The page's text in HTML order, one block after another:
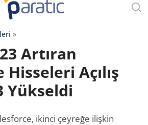
»
Artıran
Açılış
Yükseldi
ikinci çeyreğe ilişkin